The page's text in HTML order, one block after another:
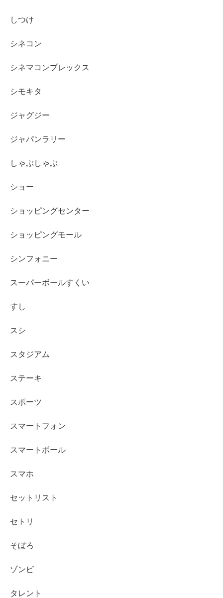
しつけ
シネコン
シネマコンプレックス
シモキタ
ジャグジー
ジャパンラリー
しゃぶしゃぶ
ショー
ショッピングセンター
ショッピングモール
シンフォニー
スーパーボールすくい
すし
スシ
スタジアム
ステーキ
スポーツ
スマートフォン
スマートボール
スマホ
セットリスト
セトリ
そぼろ
ゾンビ
タレント